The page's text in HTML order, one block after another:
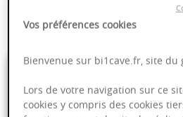
Complexité
6,90
75cl- soit
Vos préférences cookies
Bienvenue sur bi1cave.fr, site du
Lors de votre navigation sur ce
cookies y compris des cookies